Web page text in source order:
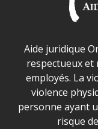
Déclaration sur
Aide juridique
respectueux et
employés. La
violence
personne ayant
risque